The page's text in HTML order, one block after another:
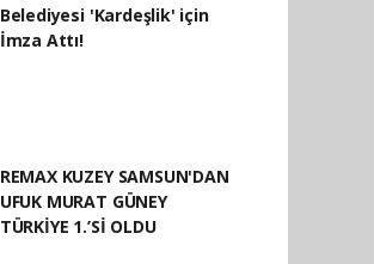
Belediyesi 'Kardeşlik' için
İmza Attı!
REMAX KUZEY SAMSUN'DAN
UFUK MURAT GÜNEY
TÜRKİYE 1.’Sİ OLDU